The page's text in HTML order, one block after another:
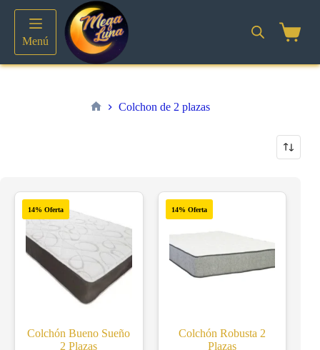
contenido
Menú
Colchon de 2 plazas
14% Oferta
Colchón Bueno Sueño
2 Plazas
14% Oferta
Colchón Robusta 2
Plazas